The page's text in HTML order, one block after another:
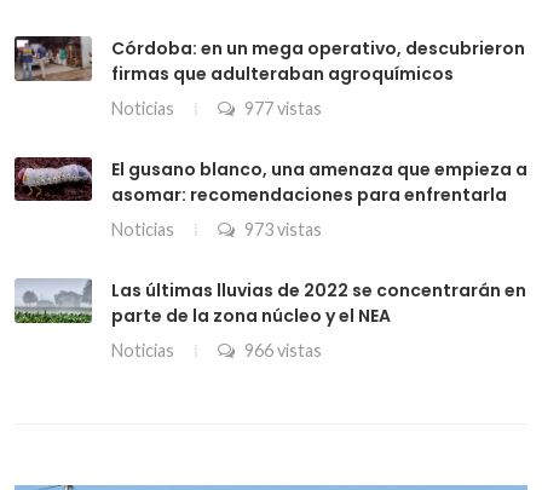
Córdoba: en un mega operativo, descubrieron
firmas que adulteraban agroquímicos
Noticias 977 vistas
El gusano blanco, una amenaza que empieza a
asomar: recomendaciones para enfrentarla
Noticias 973 vistas
Las últimas lluvias de 2022 se concentrarán en
parte de la zona núcleo y el NEA
Noticias 966 vistas